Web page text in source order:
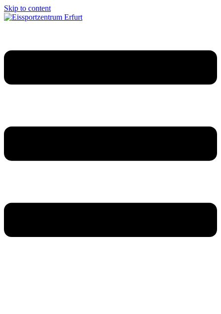
Skip to content